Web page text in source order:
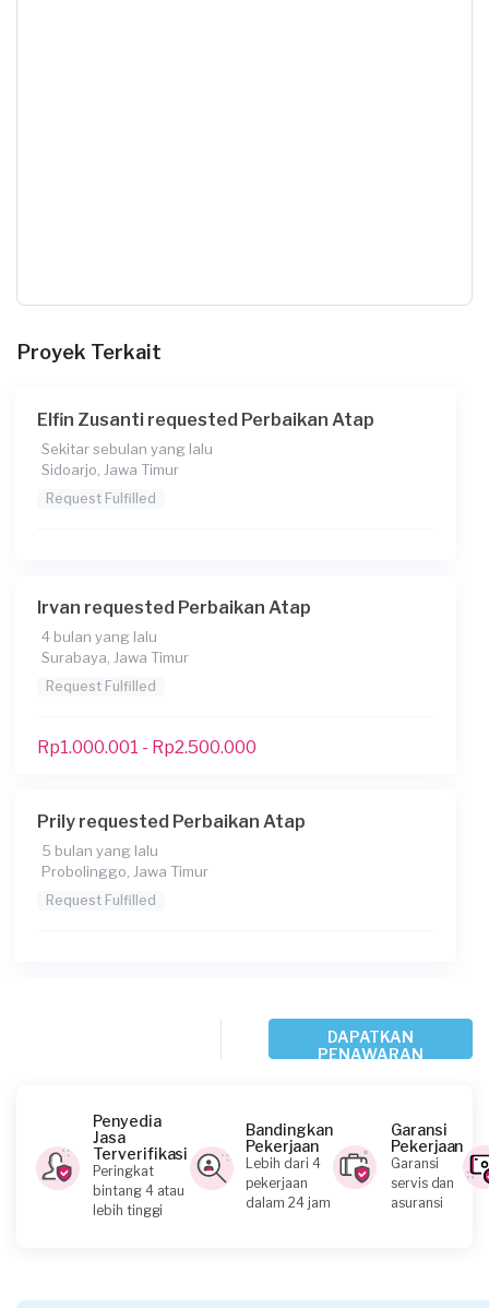
Proyek Terkait
Elfin Zusanti requested Perbaikan Atap
Sekitar sebulan yang lalu
Sidoarjo, Jawa Timur
Request Fulfilled
Irvan requested Perbaikan Atap
4 bulan yang lalu
Surabaya, Jawa Timur
Request Fulfilled
Rp1.000.001 - Rp2.500.000
Prily requested Perbaikan Atap
5 bulan yang lalu
Probolinggo, Jawa Timur
Request Fulfilled
Pandu Satria requested Perbaikan Atap
DAPATKAN
PENAWARAN
Penyedia
Jasa
Terverifikasi
Peringkat
bintang 4 atau
lebih tinggi
Bandingkan
Pekerjaan
Lebih dari 4
pekerjaan
dalam 24 jam
Garansi
Pekerjaan
Garansi
servis dan
asuransi